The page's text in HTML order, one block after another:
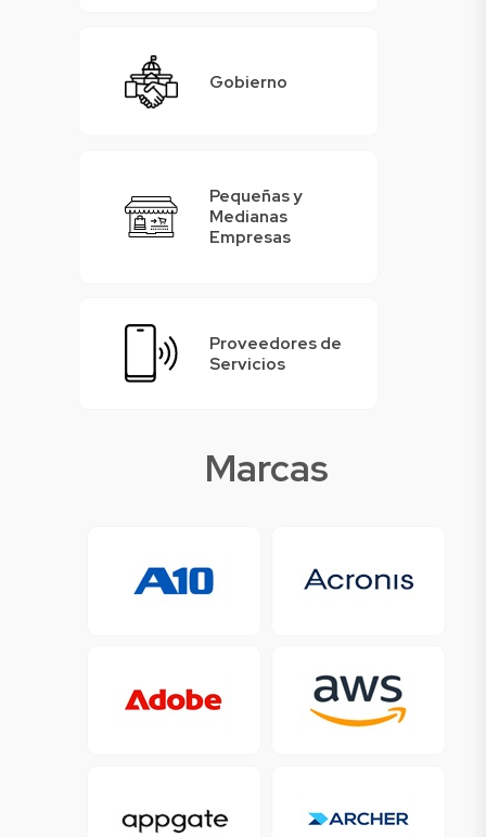
Gobierno
Pequeñas y
Medianas
Empresas
Proveedores de
Servicios
Marcas